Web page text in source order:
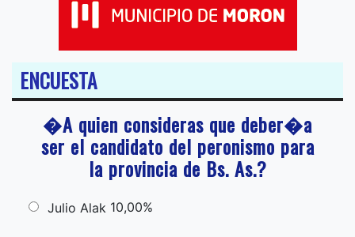
ENCUESTA
�A quien consideras que deber�a
ser el candidato del peronismo para
la provincia de Bs. As.?
Julio Alak 10,00%